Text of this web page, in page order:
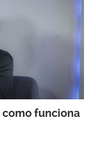
como funciona